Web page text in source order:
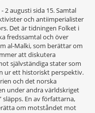
2 augusti sida 15. Samtal
och antiimperialister
Det är tidningen Folket i
fredssamtal och över
al-Malki, som berättar om
att diskutera
självständiga stater som
ur ett historiskt perspektiv.
och det norska
under andra världskriget
släpps. En av författarna,
om motståndet mot